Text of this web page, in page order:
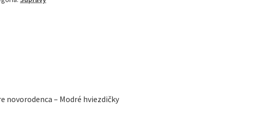
novorodenca – Modré hviezdičky